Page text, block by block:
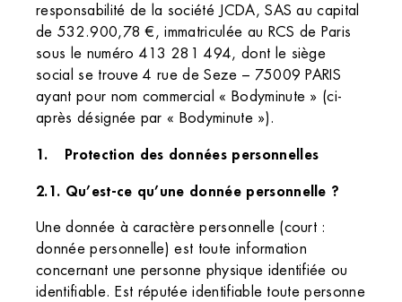
responsabilité de la société JCDA, SAS au capital
de 532.900,78 €, immatriculée au RCS de Paris
sous le numéro 413 281 494, dont le siège
social se trouve 4 rue de Seze – 75009 PARIS
ayant pour nom commercial « Bodyminute » (ci-
après désignée par « Bodyminute »).
Protection des données personnelles
2.1. Qu’est-ce qu’une donnée personnelle ?
Une donnée à caractère personnelle (court :
donnée personnelle) est toute information
concernant une personne physique identifiée ou
identifiable. Est réputée identifiable toute personne